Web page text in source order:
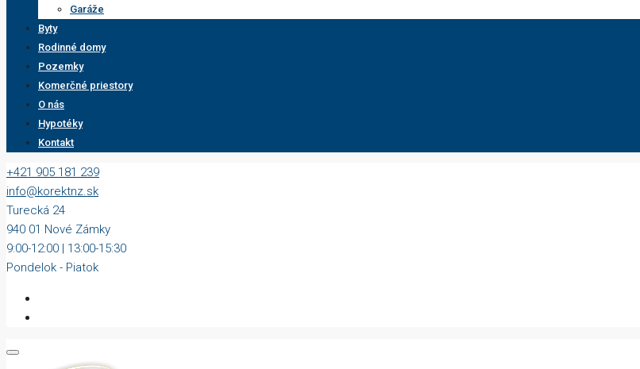
Garáže
Byty
Rodinné domy
Pozemky
Komerčné priestory
O nás
Hypotéky
Kontakt
+421 905 181 239
info@korektnz.sk
Turecká 24
940 01 Nové Zámky
9:00-12:00 | 13:00-15:30
Pondelok - Piatok